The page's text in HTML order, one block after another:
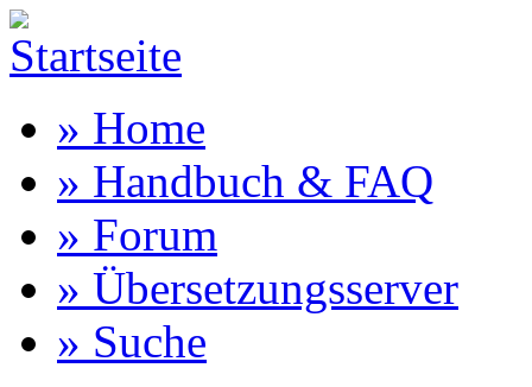
» Home
» Handbuch & FAQ
» Forum
» Übersetzungsserver
» Suche